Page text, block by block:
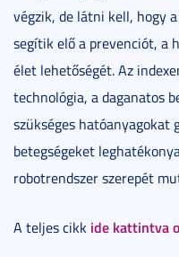
végzik, de látni kell, hogy
segítik elő a prevenciót, a
élet lehetőségét. Az
technológia, a daganatos
szükséges hatóanyagokat
betegségeket
robotrendszer szerepét
A teljes cikk ide kattintva